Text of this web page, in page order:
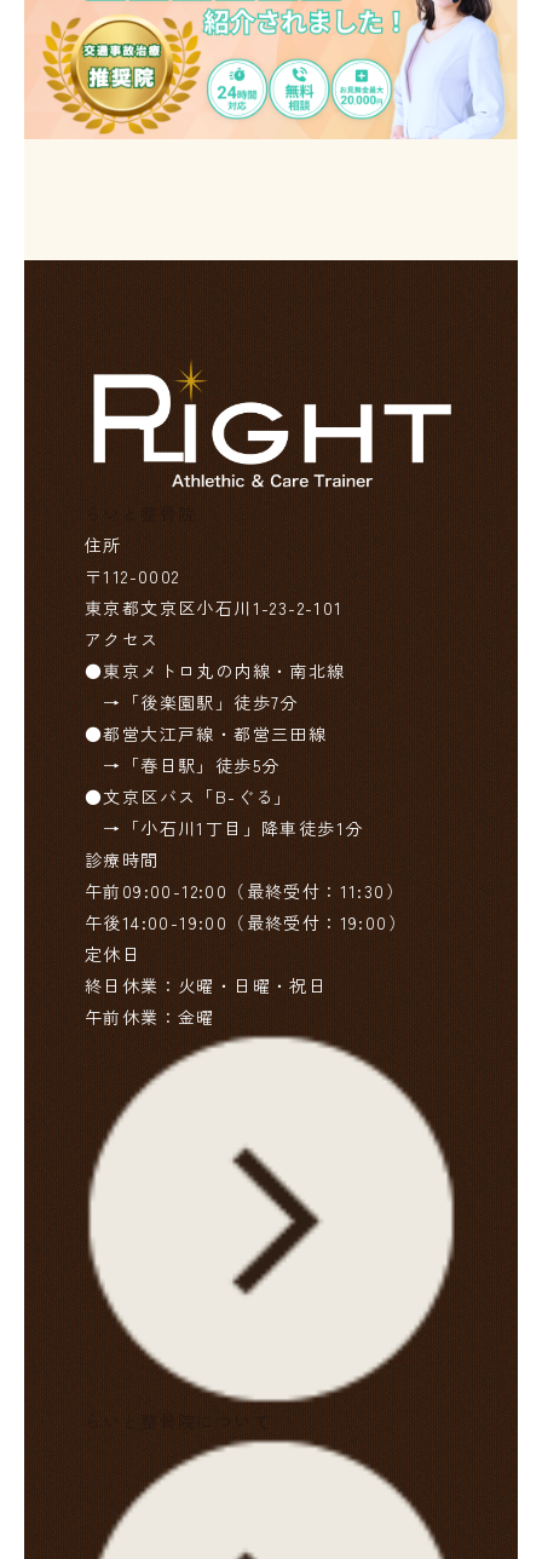
らいと整骨院
住所
〒112-0002
東京都文京区小石川1-23-2-101
アクセス
●東京メトロ丸の内線・南北線
→「後楽園駅」徒歩7分
●都営大江戸線・都営三田線
→「春日駅」徒歩5分
●文京区バス「B-ぐる」
→「小石川1丁目」降車徒歩1分
診療時間
午前09:00-12:00（最終受付：11:30）
午後14:00-19:00（最終受付：19:00）
定休日
終日休業：火曜・日曜・祝日
午前休業：金曜
らいと整骨院について